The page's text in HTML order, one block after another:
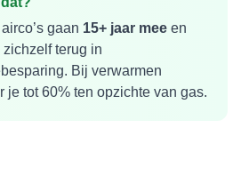
gaan 15+ jaar mee en
zichzelf terug in
Bij verwarmen
je tot 60% ten opzichte van gas.